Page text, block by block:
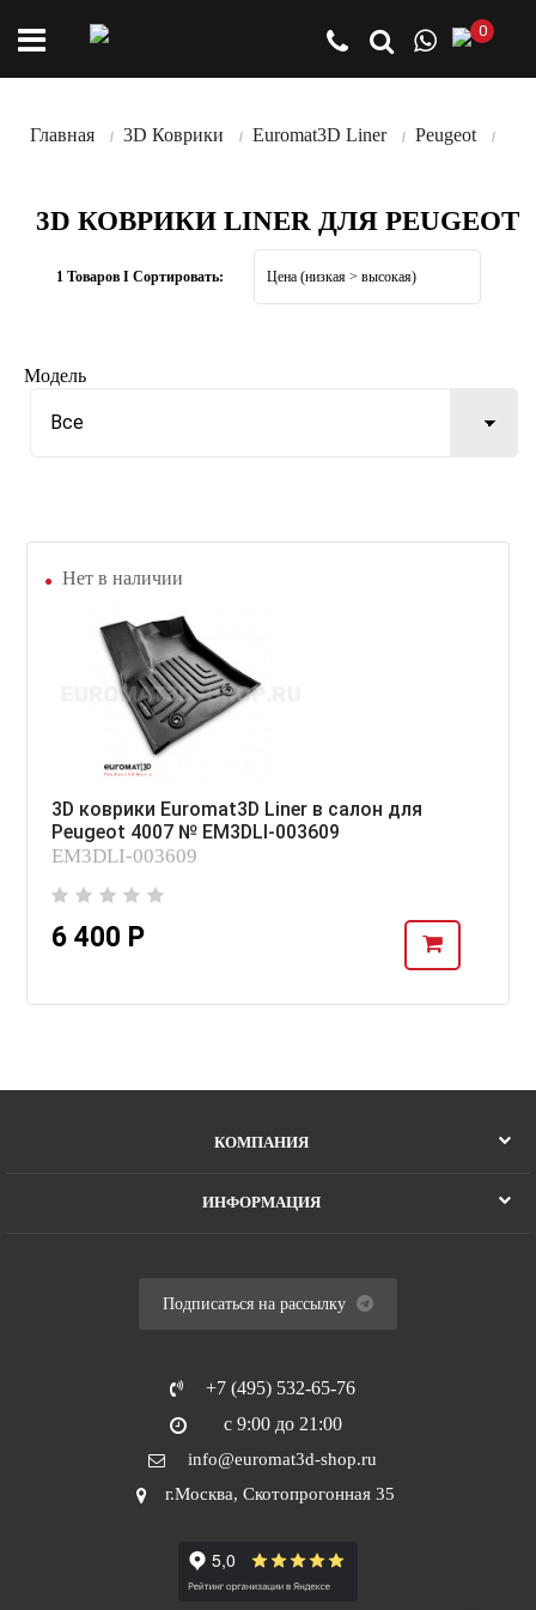
0
Главная 3D Коврики Euromat3D Liner Peugeot
3D КОВРИКИ LINER ДЛЯ PEUGEOT
1 Товаров I Сортировать:
Модель
Все
Нет в наличии
3D коврики Euromat3D Liner в салон для
Peugeot 4007 № EM3DLI-003609
EM3DLI-003609
6 400 Р
КОМПАНИЯ
ИНФОРМАЦИЯ
Подписаться на рассылку
+7 (495) 532-65-76
с 9:00 до 21:00
info@euromat3d-shop.ru
г.Москва, Скотопрогонная 35